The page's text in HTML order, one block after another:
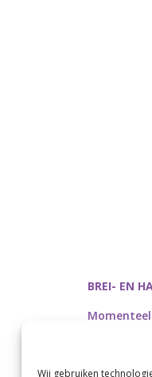
Wij gebruiken
BREI- EN